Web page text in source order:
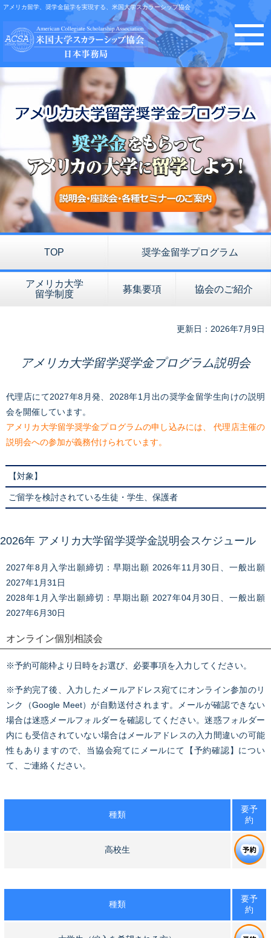
toggle
アメリカ留学、奨学金留学を実現する、米国大学スカラーシップ協会
TOP 奨学金留学プログラム
アメリカ大学
留学制度
募集要項 協会のご紹介
更新日：2026年7月9日
アメリカ大学留学奨学金プログラム説明会
代理店にて2027年8月発、2028年1月出の奨学金留学生向けの説明
会を開催しています。
アメリカ大学留学奨学金プログラムの申し込みには、 代理店主催の
説明会への参加が義務付けられています。
【対象】
ご留学を検討されている生徒・学生、保護者
2026年 アメリカ大学留学奨学金説明会スケジュール
2027年8月入学出願締切：早期出願 2026年11月30日、一般出願
2027年1月31日
2028年1月入学出願締切：早期出願 2027年04月30日、一般出願
2027年6月30日
オンライン個別相談会
※予約可能枠より日時をお選び、必要事項を入力してください。
※予約完了後、入力したメールアドレス宛てにオンライン参加のリ
ンク（Google Meet）が自動送付されます。メールが確認できない
場合は迷惑メールフォルダーを確認してください。迷惑フォルダー
内にも受信されていない場合はメールアドレスの入力間違いの可能
性もありますので、当協会宛てにメールにて【予約確認】につい
て、ご連絡ください。
種類
要予
約
高校生
種類
要予
約